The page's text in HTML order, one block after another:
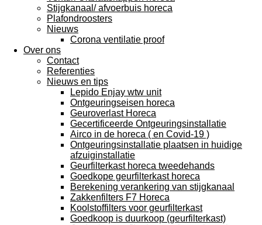
Stijgkanaal/ afvoerbuis horeca
Plafondroosters
Nieuws
Corona ventilatie proof
Over ons
Contact
Referenties
Nieuws en tips
Lepido Enjay wtw unit
Ontgeuringseisen horeca
Geuroverlast Horeca
Gecertificeerde Ontgeuringsinstallatie
Airco in de horeca ( en Covid-19 )
Ontgeuringsinstallatie plaatsen in huidige
afzuiginstallatie
Geurfilterkast horeca tweedehands
Goedkope geurfilterkast horeca
Berekening verankering van stijgkanaal
Zakkenfilters F7 Horeca
Koolstoffilters voor geurfilterkast
Goedkoop is duurkoop (geurfilterkast)